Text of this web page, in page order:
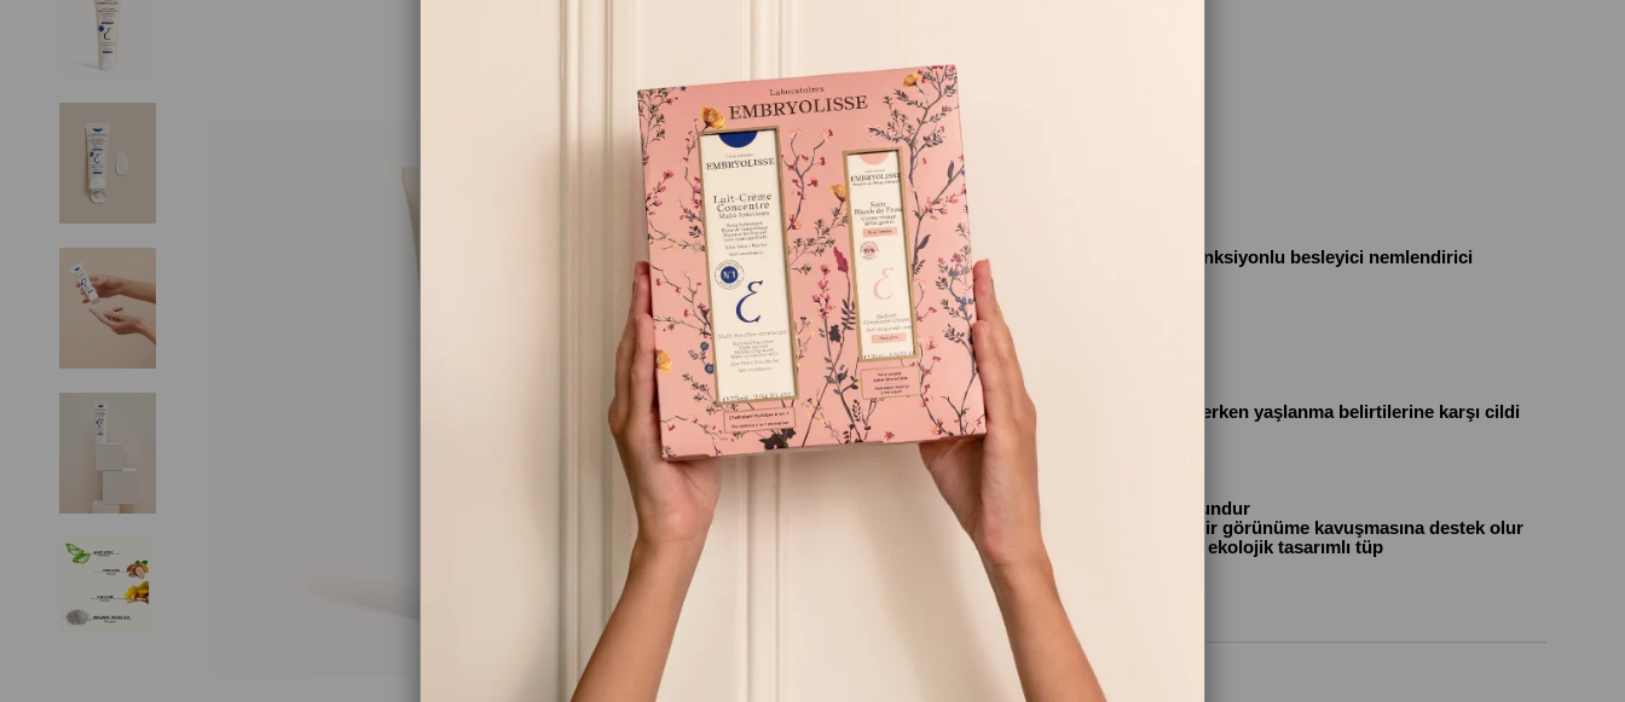
✔︎ Gün boyu etki sağlayan 7'si 1 arada çok fonksiyonlu besleyici nemlendirici
-Nemlendirici
-Makyaj bazı
-UVA-UVB koruması
-Kirlilik önleyici kalkan
-Mavi ışık koruması
-Cilt yaşlanmasını önleme
-Tıraş sonrası krem
︎ Hem ideal bir günlük nemlendirici hem de erken yaşlanma belirtilerine karşı cildi
korumaya yardımcı olur
✔︎ Süt kıvamında
︎ Nonkomedojenik
︎ Hassas ciltler dahil tüm cilt tipleri için uygundur
︎ Cildin günden güne daha parlak ve ışıltılı bir görünüme kavuşmasına destek olur
%50 geri dönüştürülmüş plastikten oluşan ekolojik tasarımlı tüp